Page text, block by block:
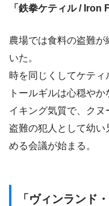
「鉄拳ケティル / Iron
農場では食料の盗難
いた。
時を同じくしてケティ
トールギルは心穏や
イキング気質で、クヌ
盗難の犯人として幼
める会議が始まる。
「ヴィンランド